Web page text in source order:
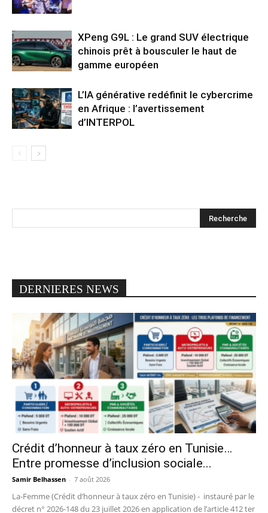
XPeng G9L : Le grand SUV électrique
chinois prêt à bousculer le haut de
gamme européen
L’IA générative redéfinit le cybercrime
en Afrique : l’avertissement
d’INTERPOL
DERNIERES NEWS
Crédit d’honneur à taux zéro en Tunisie…
Entre promesse d’inclusion sociale...
Samir Belhassen - 7 août 2026
La-Femme (Crédit d’honneur à taux zéro en Tunisie) - instauré par le
décret n° 2026-148 du 23 juillet 2026 en application de l’article 412 ter